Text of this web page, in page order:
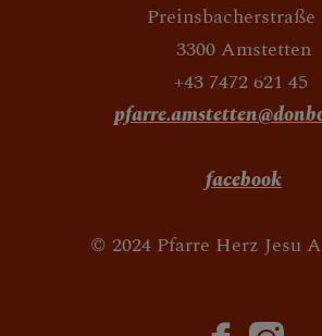
Preinsbacherstraße
3300 Amstetten
+43 7472 621 45
facebook
© 2024 Pfarre Herz Jesu